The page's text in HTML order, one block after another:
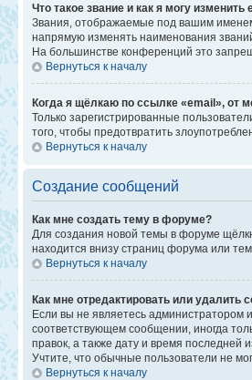
Что такое звание и как я могу изменить
Звания, отображаемые под вашим
напрямую изменять наименования
На большинстве конференций это
Вернуться к началу
Когда я щёлкаю по ссылке «email», от
Только зарегистрированные
того, чтобы предотвратить
Вернуться к началу
Создание сообщений
Как мне создать тему в форуме?
Для создания новой темы в форуме
находится внизу страниц форума или
Вернуться к началу
Как мне отредактировать или удалить
Если вы не являетесь администратором
соответствующем сообщении, иногда
правок, а также дату и время последней
Учтите, что обычные пользователи не
Вернуться к началу